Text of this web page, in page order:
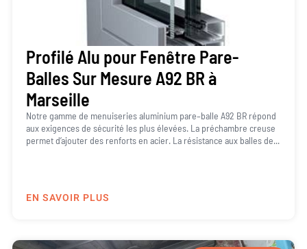
Profilé Alu pour Fenêtre Pare-
Balles Sur Mesure A92 BR à
Marseille
Notre gamme de menuiseries aluminium pare–balle A92 BR répond
aux exigences de sécurité les plus élevées. La préchambre creuse
permet d’ajouter des renforts en acier. La résistance aux balles de...
EN SAVOIR PLUS